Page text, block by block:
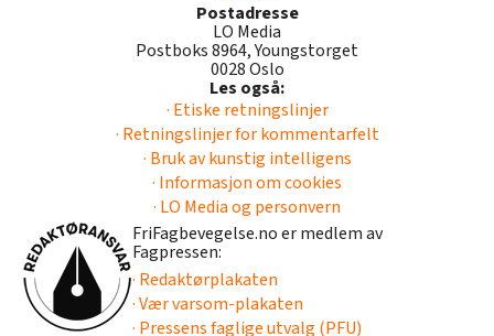
Postadresse
LO Media
Postboks 8964, Youngstorget
0028 Oslo
Les også:
· Etiske retningslinjer
· Retningslinjer for kommentarfelt
· Bruk av kunstig intelligens
· Informasjon om cookies
· LO Media og personvern
FriFagbevegelse.no er medlem av
Fagpressen:
· Redaktørplakaten
· Vær varsom-plakaten
· Pressens faglige utvalg (PFU)